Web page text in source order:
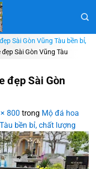
Sài Gòn Vũng Tàu bền bỉ,
Sài Gòn Vũng Tàu
đẹp Sài Gòn
800 trong Mộ đá hoa
bền bỉ, chất lượng